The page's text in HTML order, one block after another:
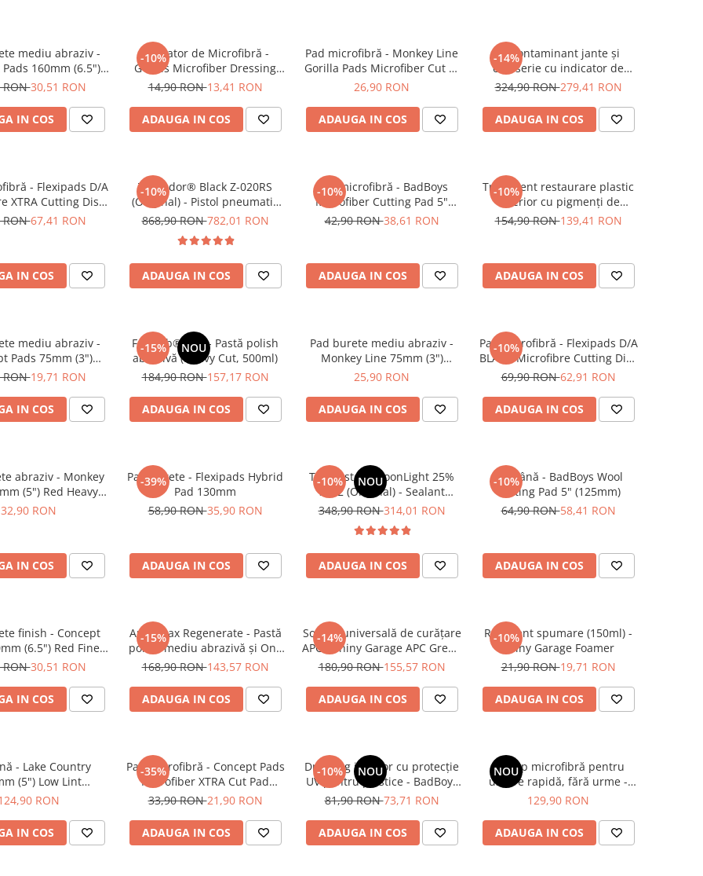
mediu abraziv -
160mm (6.5")
Polishing Pad
RON30,51 RON
IN COS
-10%
Aplicator de Microfibră -
GTools Microfiber Dressing
Applicator
14,90 RON13,41 RON
ADAUGA IN COS
Pad microfibră - Monkey Line
Gorilla Pads Microfiber Cut N'
Polish Pad 80mm
26,90 RON
ADAUGA IN COS
-14%
Decontaminant jante și
caroserie cu indicator de
reacție - Shiny Garage D-Tox
324,90 RON279,41 RON
ADAUGA IN COS
- Flexipads D/A
XTRA Cutting Disc
(155mm)
RON67,41 RON
IN COS
-10%
Tornador® Black Z-020RS
(Original) - Pistol pneumatic
pentru curățare
868,90 RON782,01 RON
ADAUGA IN COS
-10%
Pad microfibră - BadBoys
Microfiber Cutting Pad 5"
(125mm)
42,90 RON38,61 RON
ADAUGA IN COS
-10%
Tratament restaurare plastic
exterior cu pigmenți de
carbon, 56ml - Solution Finish
154,90 RON139,41 RON
ADAUGA IN COS
mediu abraziv -
Pads 75mm (3")
Polishing Pad
RON19,71 RON
IN COS
-15% NOU
Feynlab® A50 - Pastă polish
abrazivă (Heavy Cut, 500ml)
184,90 RON157,17 RON
ADAUGA IN COS
Pad burete mediu abraziv -
Monkey Line 75mm (3")
Orange Medium-Cut Pad
25,90 RON
ADAUGA IN COS
-10%
Pad microfibră - Flexipads D/A
BLACK Microfibre Cutting Disc
6" (150mm)
69,90 RON62,91 RON
ADAUGA IN COS
abraziv - Monkey
(5") Red Heavy-
Cut Pad
32,90 RON
IN COS
-39%
Pad burete - Flexipads Hybrid
Pad 130mm
58,90 RON35,90 RON
ADAUGA IN COS
-10% NOU
TAC System MoonLight 25%
SiO2 (Original) - Sealant
ceramic pentru autovehicule
348,90 RON314,01 RON
ADAUGA IN COS
-10%
Pad lână - BadBoys Wool
Cutting Pad 5" (125mm)
64,90 RON58,41 RON
ADAUGA IN COS
finish - Concept
(6.5") Red Fine-
Cut Pad
RON30,51 RON
IN COS
-15%
Angelwax Regenerate - Pastă
polish mediu abrazivă şi One
Step (Medium Cut, 500ml)
168,90 RON143,57 RON
ADAUGA IN COS
-14%
Soluție universală de curățare
APC - Shiny Garage APC Green
(5L)
180,90 RON155,57 RON
ADAUGA IN COS
-10%
Recipient spumare (150ml) -
Shiny Garage Foamer
21,90 RON19,71 RON
ADAUGA IN COS
- Lake Country
(5") Low Lint
Lambswool Pad
RON
IN COS
-35%
Pad microfibră - Concept Pads
Microfiber XTRA Cut Pad
135mm
33,90 RON21,90 RON
ADAUGA IN COS
-10% NOU
Dressing interior cu protecție
UV pentru plastice - BadBoys
Interior Dressing Boys (500ml)
81,90 RON73,71 RON
ADAUGA IN COS
NOU
Prosop microfibră pentru
uscare rapidă, fără urme -
Liquid Elements Black Hole
129,90 RON
ADAUGA IN COS